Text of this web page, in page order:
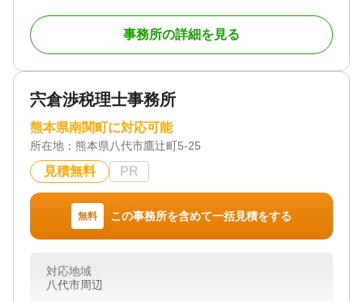
相続問題は、早めに相談することで選択肢が広がる
ことも少なくありません。一人で悩まず、どうぞお
対応地域
熊本県、九州全県、全国対応
対応業務
遺言書 / 遺産分割 / 相続財産調査 / 相続放棄 / 成年後
見 / 家族信託 / 相続手続き / 相続人調査 / 相続トラブ
ル（弁護士相談）
対応体制
女性スタッフ対応可 / 土日相談可 / 18時以降相談可 /
初回相談無料
事務所の詳細を見る
宍倉渉税理士事務所
熊本県南関町に対応可能
所在地： 熊本県八代市鷹辻町5-25
見積無料 PR
無料 この事務所を含めて一括見積をする
対応地域
八代市周辺